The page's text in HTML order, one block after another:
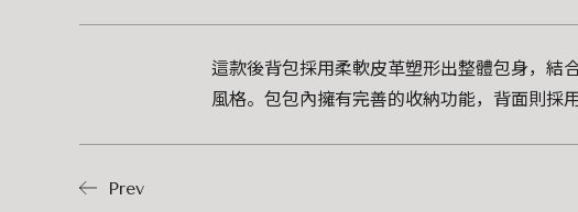
這款後背包採用柔軟皮革塑形出整體包身，結
風格。包包內擁有完善的收納功能，背面則採
Prev